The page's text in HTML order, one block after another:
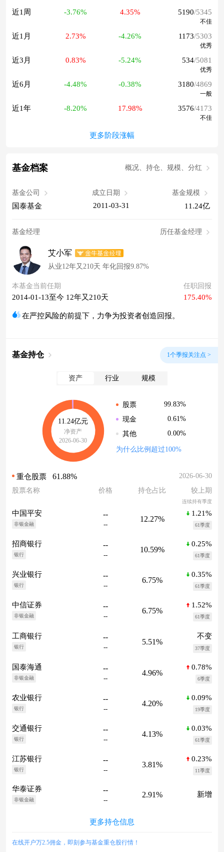
近1周 -3.76% 4.35% 5190/5345
不佳
近1月 2.73% -4.26% 1173/5303
优秀
近3月 0.83% -5.24% 534/5081
优秀
近6月 -4.48% -0.38% 3180/4869
一般
近1年 -8.20% 17.98% 3576/4173
不佳
更多阶段涨幅
基金档案 概况、持仓、规模、分红
基金公司
国泰基金
成立日期
2011-03-31
基金规模
11.24亿
基金经理 历任基金经理
艾小军
从业12年又210天 年化回报9.87%
本基金当前任期
2014-01-13至今 12年又210天
任职回报
175.40%
在严控风险的前提下，力争为投资者创造回报。
基金持仓 1个季报关注点 >
资产 行业 规模
11.24亿元
净资产
2026-06-30
股票
99.83%
现金
0.61%
其他
0.00%
为什么比例超过100%
重仓股票 61.88%
2026-06-30
股票名称
价格 持仓占比 较上期
连续持有季度
中国平安
非银金融
--
--
12.27%
1.21%
61季度
招商银行
银行
--
--
10.59%
0.25%
61季度
兴业银行
银行
--
--
6.75%
0.35%
61季度
中信证券
非银金融
--
--
6.75%
1.52%
61季度
工商银行
银行
--
--
5.51%
不变
37季度
国泰海通
非银金融
--
--
4.96%
0.78%
6季度
农业银行
银行
--
--
4.20%
0.09%
19季度
交通银行
银行
--
--
4.13%
0.03%
61季度
江苏银行
银行
--
--
3.81%
0.23%
11季度
华泰证券
非银金融
--
--
2.91% 新增
更多持仓信息
在线开户万2.5佣金，即刻参与基金重仓股行情！